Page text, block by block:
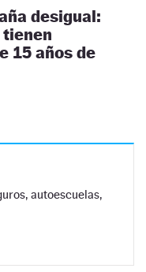
desigual:
15 años de
autoescuelas,